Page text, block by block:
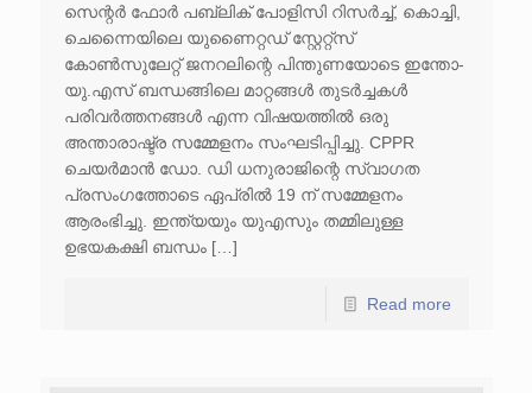
സെന്റർ ഫോർ പബ്ലിക് പോളിസി റിസർച്ച്, കൊച്ചി,
ചെന്നൈയിലെ യുണൈറ്റഡ് സ്റ്റേറ്റ്സ്
കോൺസുലേറ്റ് ജനറലിന്റെ പിന്തുണയോടെ ഇന്തോ-
യു.എസ് ബന്ധങ്ങിലെ മാറ്റങ്ങൾ തുടർച്ചകൾ
പരിവർത്തനങ്ങൾ എന്ന വിഷയത്തിൽ ഒരു
അന്താരാഷ്ട്ര സമ്മേളനം സംഘടിപ്പിച്ചു. CPPR
ചെയർമാൻ ഡോ. ഡി ധനുരാജിന്റെ സ്വാഗത
പ്രസംഗത്തോടെ ഏപ്രിൽ 19 ന് സമ്മേളനം
ആരംഭിച്ചു. ഇന്ത്യയും യുഎസും തമ്മിലുള്ള
ഉഭയകക്ഷി ബന്ധം […]
Read more